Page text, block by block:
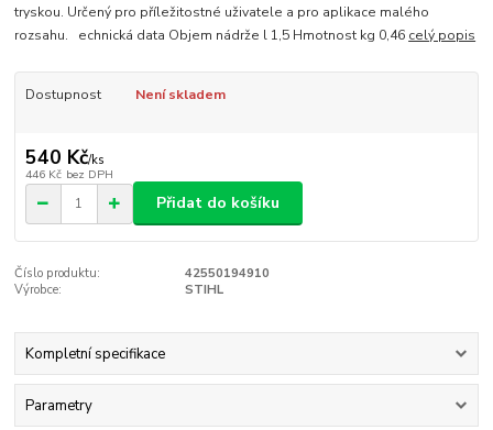
tryskou. Určený pro příležitostné uživatele a pro aplikace malého
rozsahu. echnická data Objem nádrže l 1,5 Hmotnost kg 0,46 celý popis
Dostupnost Není skladem
540 Kč/ks
446 Kč bez DPH
Přidat do košíku
Číslo produktu:
42550194910
Výrobce:
STIHL
Kompletní specifikace
Parametry